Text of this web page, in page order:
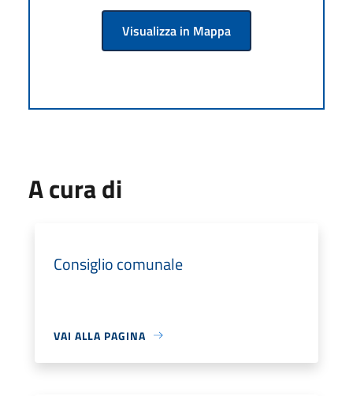
Visualizza in Mappa
A cura di
Consiglio comunale
VAI ALLA PAGINA